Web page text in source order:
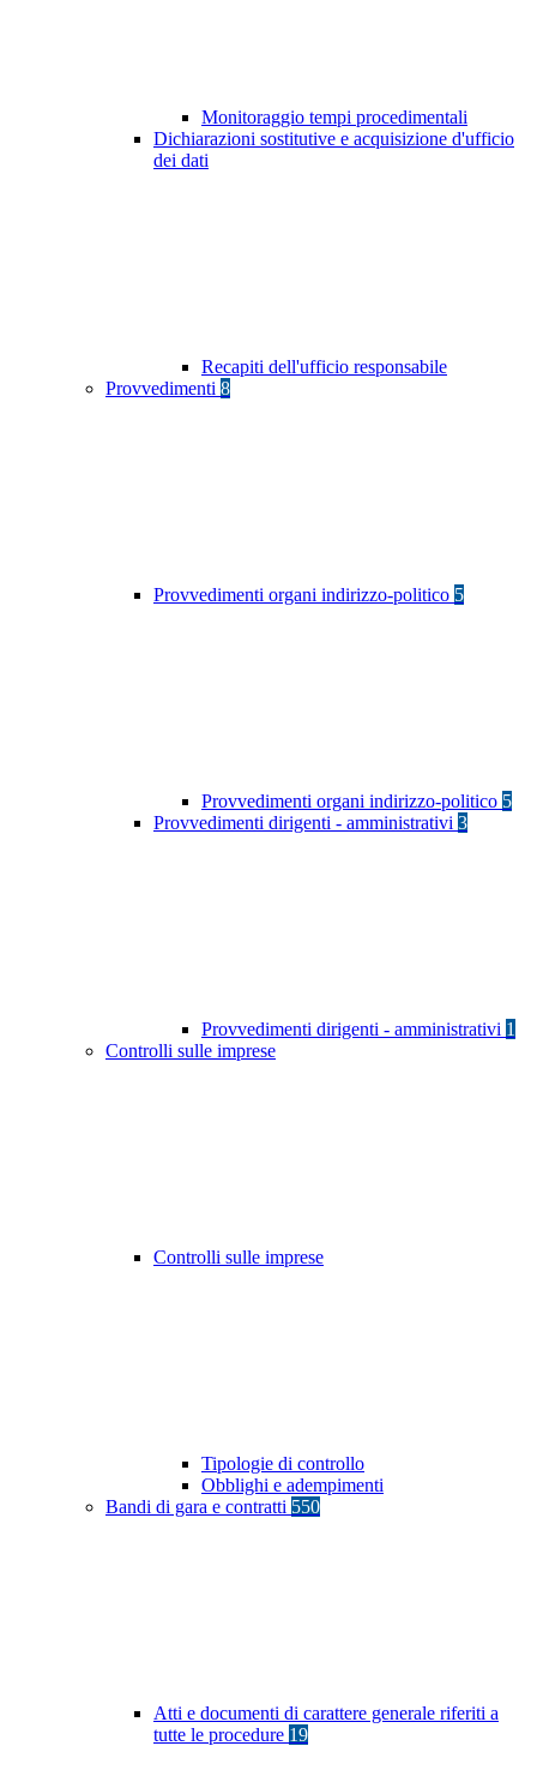
Monitoraggio tempi procedimentali
Dichiarazioni sostitutive e acquisizione d'ufficio
dei dati
Recapiti dell'ufficio responsabile
Provvedimenti 8
Provvedimenti organi indirizzo-politico 5
Provvedimenti organi indirizzo-politico 5
Provvedimenti dirigenti - amministrativi 3
Provvedimenti dirigenti - amministrativi 1
Controlli sulle imprese
Controlli sulle imprese
Tipologie di controllo
Obblighi e adempimenti
Bandi di gara e contratti 550
Atti e documenti di carattere generale riferiti a
tutte le procedure 19